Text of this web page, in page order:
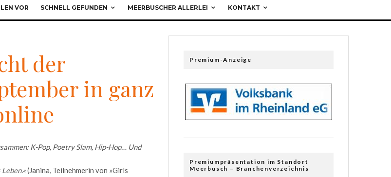
VOR SCHNELL GEFUNDEN MEERBUSCHER ALLERLEI KONTAKT
der
in ganz
K-Pop, Poetry Slam, Hip-Hop… Und
(Janina, Teilnehmerin von »Girls
Premium-Anzeige
Premiumpräsentation im Standort
Meerbusch – Branchenverzeichnis